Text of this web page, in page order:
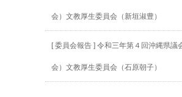
会）文教厚生委員会（新垣淑豊）
[ 委員会報告 ] 令和三年第４回沖縄県議
会）文教厚生委員会（石原朝子）